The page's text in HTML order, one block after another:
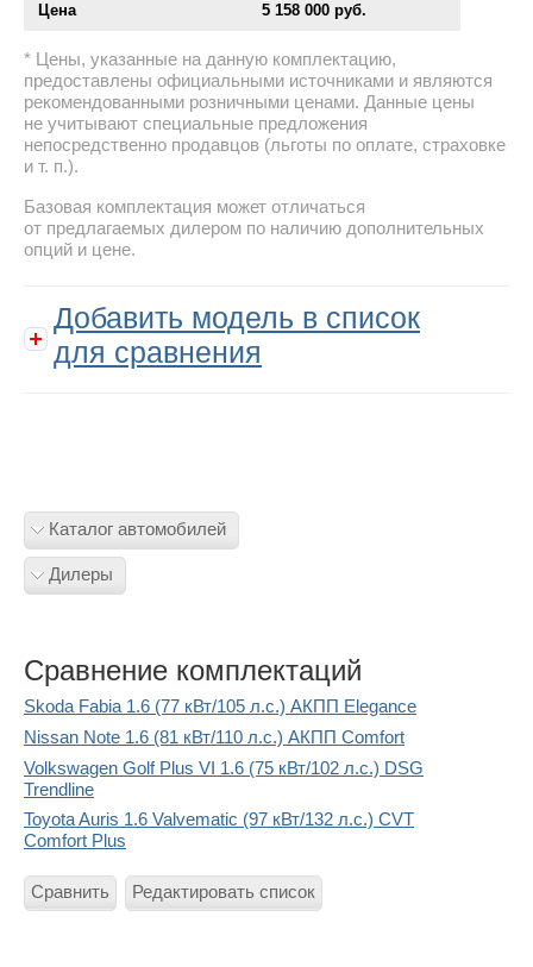
Цена 5 158 000 руб.
Цены, указанные на данную комплектацию,
предоставлены официальными источниками и являются
рекомендованными розничными ценами. Данные цены
не учитывают специальные предложения
непосредственно продавцов (льготы по оплате, страховке
и т. п.).
Базовая комплектация может отличаться
от предлагаемых дилером по наличию дополнительных
опций и цене.
Добавить модель в список
для сравнения
Каталог автомобилей
Дилеры
Сравнение комплектаций
Skoda Fabia 1.6 (77 кВт/105 л.с.) АКПП Elegance
Nissan Note 1.6 (81 кВт/110 л.с.) АКПП Comfort
Volkswagen Golf Plus VI 1.6 (75 кВт/102 л.с.) DSG
Trendline
Toyota Auris 1.6 Valvematic (97 кВт/132 л.с.) CVT
Comfort Plus
Сравнить Редактировать список